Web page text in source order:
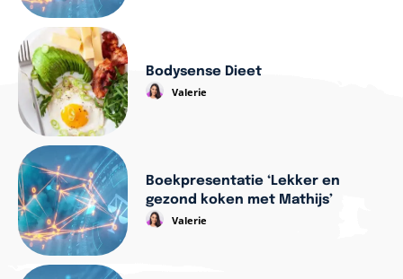
Bodysense Dieet
Valerie
Boekpresentatie ‘Lekker en
gezond koken met Mathijs’
Valerie